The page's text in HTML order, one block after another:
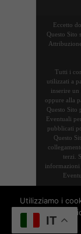
Eccetto
Questo Sito
Tutti i
utilizzati a
inserire
oppure alla
Questo Sito
Eventuali
pubblicati
Questo
terzi.
informazioni
IT
Utilizziamo i